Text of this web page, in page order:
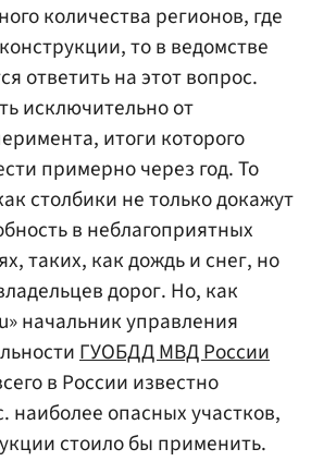
количества регионов, где
то в ведомстве
ответить на этот вопрос.
исключительно от
итоги которого
примерно через год. То
столбики не только докажут
в неблагоприятных
таких, как дождь и снег, но
дорог. Но, как
начальник управления
ГУОБДД МВД России
в России известно
наиболее опасных участков,
стоило бы применить.